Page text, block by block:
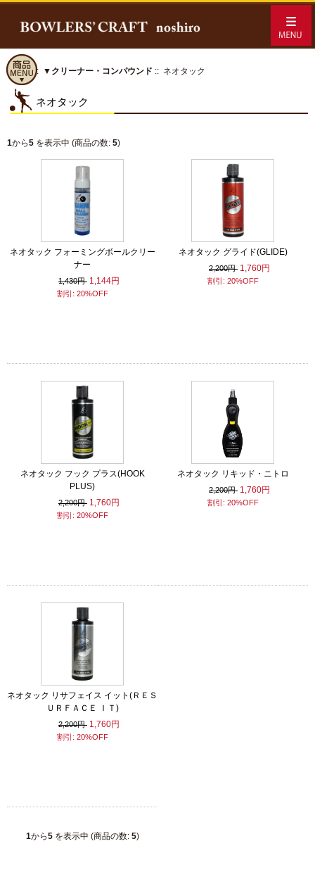
ホーム:: ▼クリーナー・コンパウンド :: ネオタック
ネオタック
1から5 を表示中 (商品の数: 5)
ネオタック フォーミングボールクリー
ナー
1,430円 1,144円
割引: 20%OFF
ネオタック グライド(GLIDE)
2,200円 1,760円
割引: 20%OFF
ネオタック フック プラス(HOOK
PLUS)
2,200円 1,760円
割引: 20%OFF
ネオタック リキッド・ニトロ
2,200円 1,760円
割引: 20%OFF
ネオタック リサフェイス イット(ＲＥＳ
ＵＲＦＡＣＥ ＩＴ)
2,200円 1,760円
割引: 20%OFF
1から5を表示中 (商品の数: 5)